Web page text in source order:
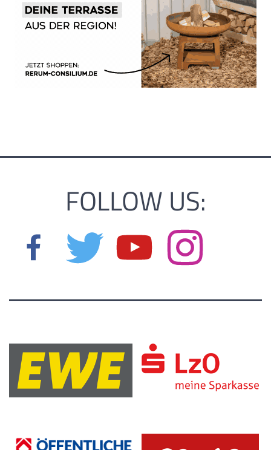
FOLLOW US: